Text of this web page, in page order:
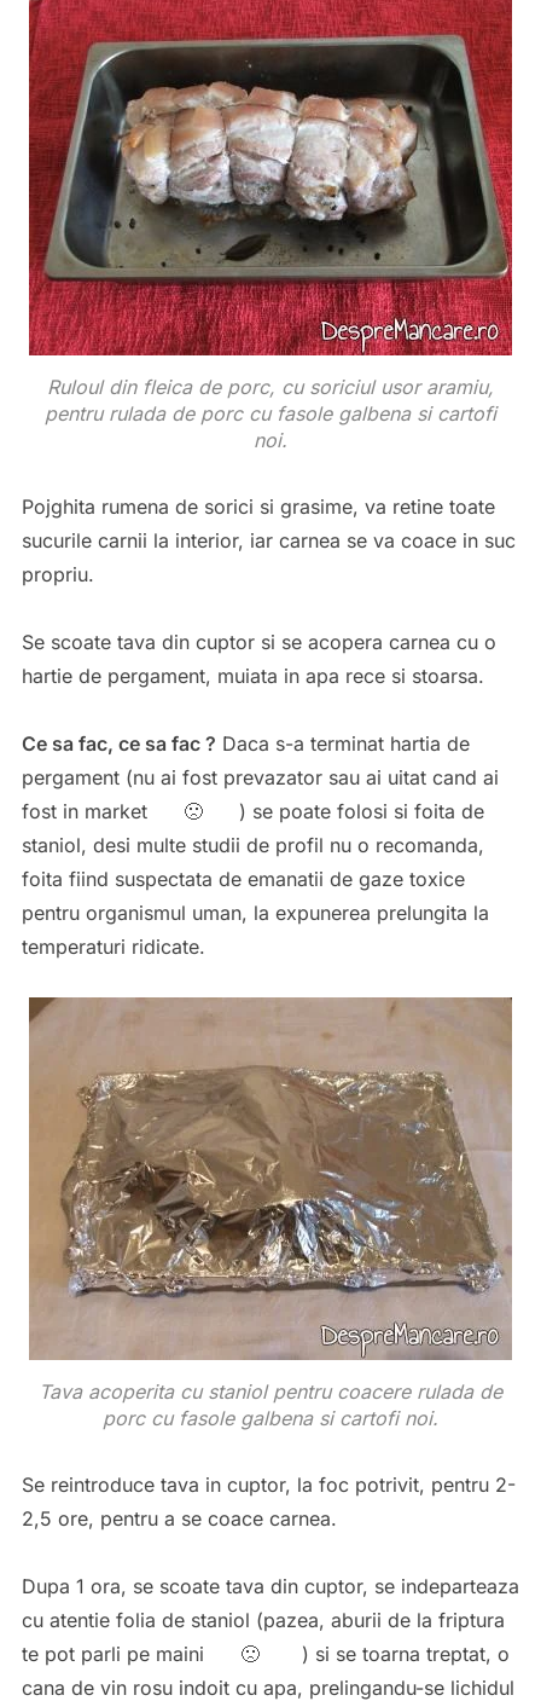
Ruloul din fleica de porc, cu soriciul usor aramiu,
pentru rulada de porc cu fasole galbena si cartofi
noi.
Pojghita rumena de sorici si grasime, va retine toate
sucurile carnii la interior, iar carnea se va coace in suc
propriu.
Se scoate tava din cuptor si se acopera carnea cu o
hartie de pergament, muiata in apa rece si stoarsa.
Ce sa fac, ce sa fac ? Daca s-a terminat hartia de
pergament (nu ai fost prevazator sau ai uitat cand ai
fost in market 🙁 ) se poate folosi si foita de
staniol, desi multe studii de profil nu o recomanda,
foita fiind suspectata de emanatii de gaze toxice
pentru organismul uman, la expunerea prelungita la
temperaturi ridicate.
Tava acoperita cu staniol pentru coacere rulada de
porc cu fasole galbena si cartofi noi.
Se reintroduce tava in cuptor, la foc potrivit, pentru 2-
2,5 ore, pentru a se coace carnea.
Dupa 1 ora, se scoate tava din cuptor, se indeparteaza
cu atentie folia de staniol (pazea, aburii de la friptura
te pot parli pe maini 🙁 ) si se toarna treptat, o
cana de vin rosu indoit cu apa, prelingandu-se lichidul